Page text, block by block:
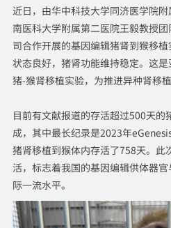
近日，由华中科技大学同济医学院
南医科大学附属第二医院王毅教授
司合作开展的基因编辑猪肾到猴移
状态良好，猪肾功能维持稳定。这
猪-猴肾移植实验，为推进异种肾移
目前有文献报道的存活超过500天
成，其中最长纪录是2023年
猪肾移植到猴体内存活了758天。此
活，标志着我国的基因编辑供体器
际一流水平。